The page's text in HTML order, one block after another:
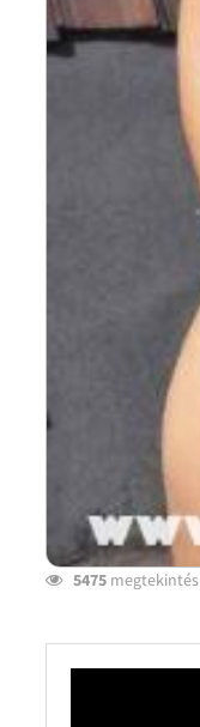
5475 megtekintés